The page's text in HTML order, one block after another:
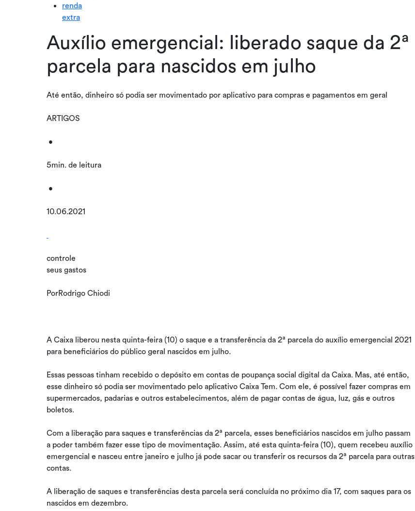
renda
extra
Auxílio emergencial: liberado saque da 2ª
parcela para nascidos em julho
Até então, dinheiro só podia ser movimentado por aplicativo para compras e pagamentos em geral
ARTIGOS
•
5min. de leitura
•
10.06.2021
controle
seus gastos
PorRodrigo Chiodi
A Caixa liberou nesta quinta-feira (10) o saque e a transferência da 2ª parcela do auxílio emergencial 2021
para beneficiários do público geral nascidos em julho.
Essas pessoas tinham recebido o depósito em contas de poupança social digital da Caixa. Mas, até então,
esse dinheiro só podia ser movimentado pelo aplicativo Caixa Tem. Com ele, é possível fazer compras em
supermercados, padarias e outros estabelecimentos, além de pagar contas de água, luz, gás e outros
boletos.
Com a liberação para saques e transferências da 2ª parcela, esses beneficiários nascidos em julho passam
a poder também fazer esse tipo de movimentação. Assim, até esta quinta-feira (10), quem recebeu auxílio
emergencial e nasceu entre janeiro e julho já pode sacar ou transferir os recursos da 2ª parcela para outras
contas.
A liberação de saques e transferências desta parcela será concluída no próximo dia 17, com saques para os
nascidos em dezembro.